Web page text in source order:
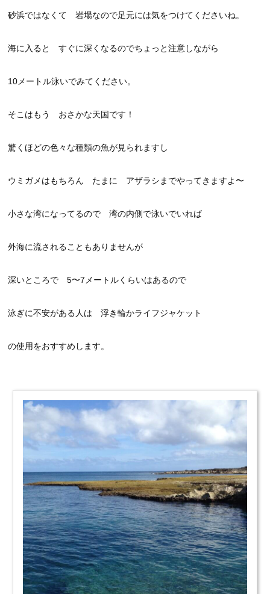
砂浜ではなくて 岩場なので足元には気をつけてくださいね。
海に入ると すぐに深くなるのでちょっと注意しながら
10メートル泳いでみてください。
そこはもう おさかな天国です！
驚くほどの色々な種類の魚が見られますし
ウミガメはもちろん たまに アザラシまでやってきますよ〜
小さな湾になってるので 湾の内側で泳いでいれば
外海に流されることもありませんが
深いところで 5〜7メートルくらいはあるので
泳ぎに不安がある人は 浮き輪かライフジャケット
の使用をおすすめします。